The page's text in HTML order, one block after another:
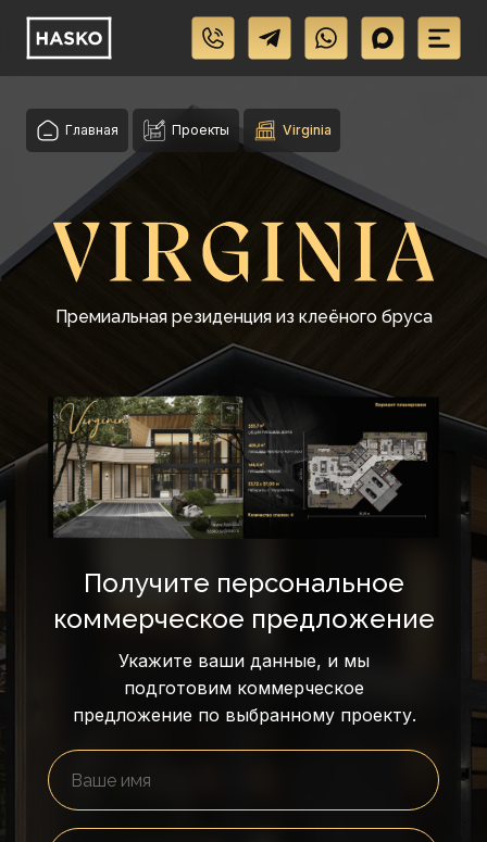
Virginia
Главная Проекты
Получите персональное
коммерческое предложение
Укажите ваши данные, и мы
подготовим коммерческое
предложение по выбранному проекту.
Премиальная резиденция из клеёного бруса